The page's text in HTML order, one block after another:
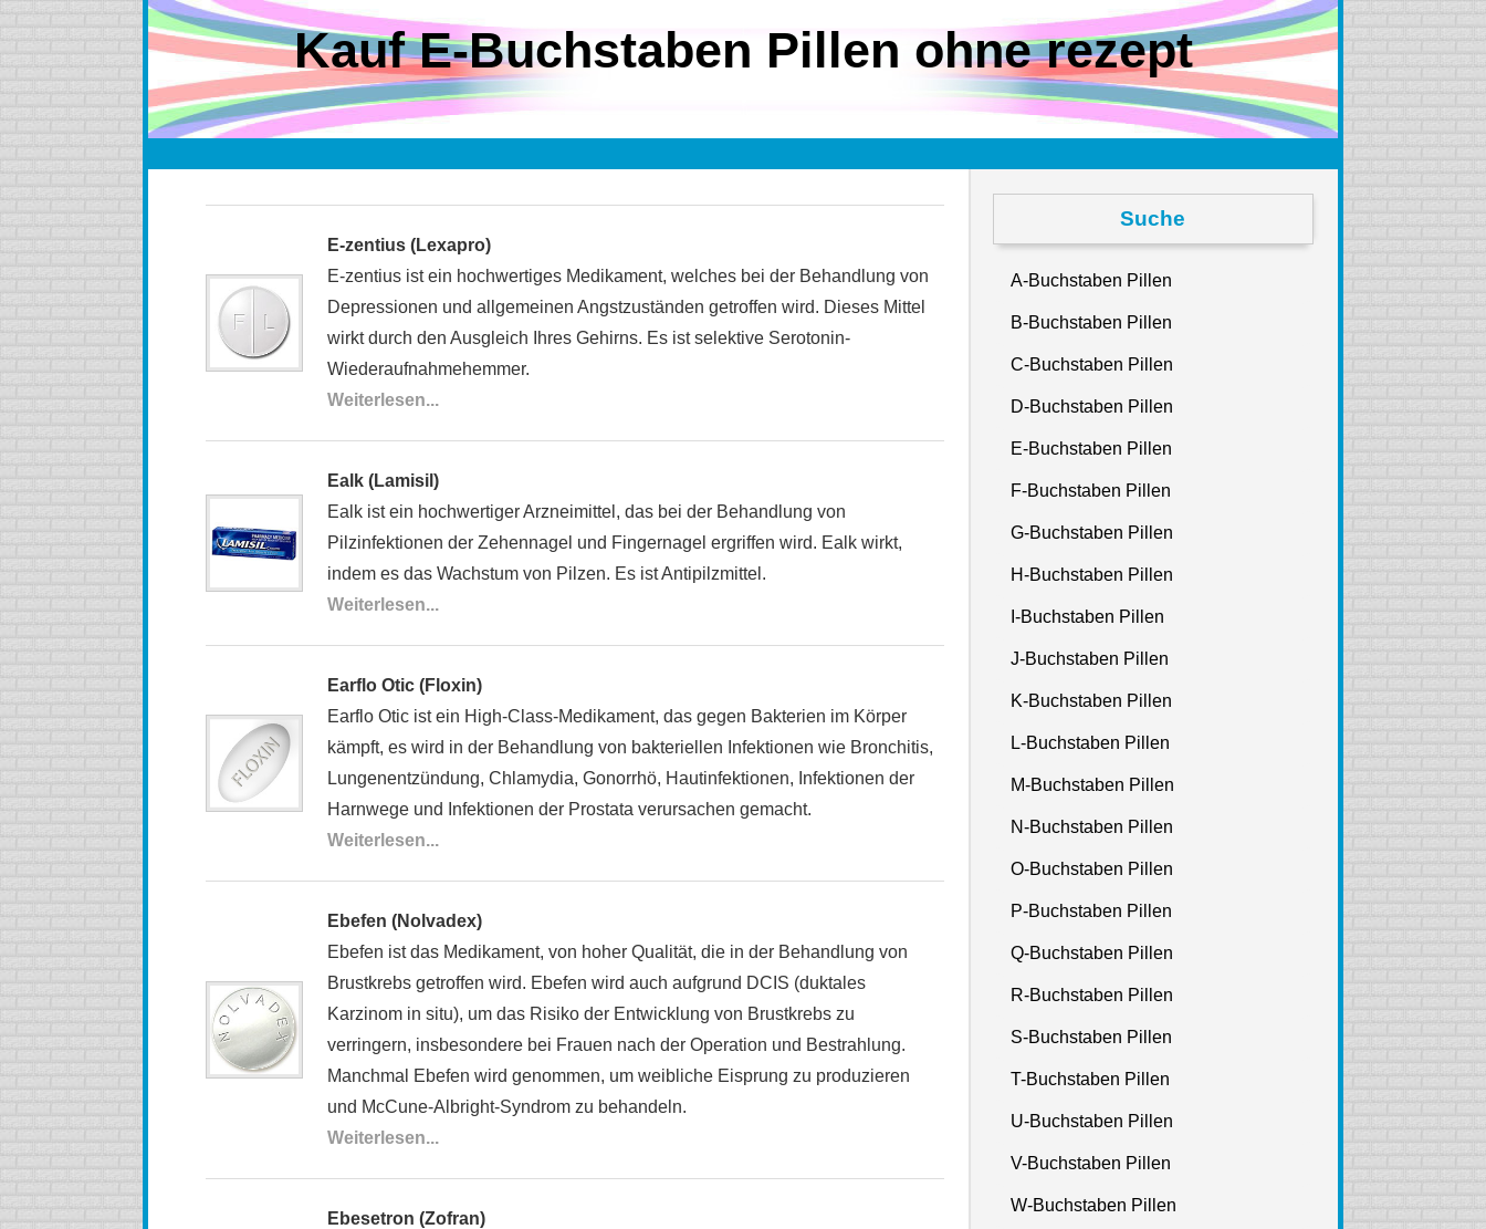
Kauf E-Buchstaben Pillen ohne rezept
E-zentius (Lexapro)
E-zentius ist ein hochwertiges Medikament, welches bei der Behandlung von
Depressionen und allgemeinen Angstzuständen getroffen wird. Dieses Mittel
wirkt durch den Ausgleich Ihres Gehirns. Es ist selektive Serotonin-
Wiederaufnahmehemmer.
Weiterlesen...
Ealk (Lamisil)
Ealk ist ein hochwertiger Arzneimittel, das bei der Behandlung von
Pilzinfektionen der Zehennagel und Fingernagel ergriffen wird. Ealk wirkt,
indem es das Wachstum von Pilzen. Es ist Antipilzmittel.
Weiterlesen...
Earflo Otic (Floxin)
Earflo Otic ist ein High-Class-Medikament, das gegen Bakterien im Körper
kämpft, es wird in der Behandlung von bakteriellen Infektionen wie Bronchitis,
Lungenentzündung, Chlamydia, Gonorrhö, Hautinfektionen, Infektionen der
Harnwege und Infektionen der Prostata verursachen gemacht.
Weiterlesen...
Ebefen (Nolvadex)
Ebefen ist das Medikament, von hoher Qualität, die in der Behandlung von
Brustkrebs getroffen wird. Ebefen wird auch aufgrund DCIS (duktales
Karzinom in situ), um das Risiko der Entwicklung von Brustkrebs zu
verringern, insbesondere bei Frauen nach der Operation und Bestrahlung.
Manchmal Ebefen wird genommen, um weibliche Eisprung zu produzieren
und McCune-Albright-Syndrom zu behandeln.
Weiterlesen...
Ebesetron (Zofran)
Suche
A-Buchstaben Pillen
B-Buchstaben Pillen
C-Buchstaben Pillen
D-Buchstaben Pillen
E-Buchstaben Pillen
F-Buchstaben Pillen
G-Buchstaben Pillen
H-Buchstaben Pillen
I-Buchstaben Pillen
J-Buchstaben Pillen
K-Buchstaben Pillen
L-Buchstaben Pillen
M-Buchstaben Pillen
N-Buchstaben Pillen
O-Buchstaben Pillen
P-Buchstaben Pillen
Q-Buchstaben Pillen
R-Buchstaben Pillen
S-Buchstaben Pillen
T-Buchstaben Pillen
U-Buchstaben Pillen
V-Buchstaben Pillen
W-Buchstaben Pillen